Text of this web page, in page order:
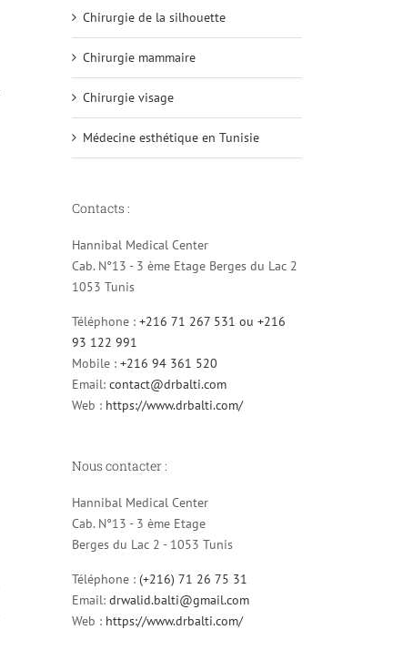
Chirurgie de la silhouette
Chirurgie mammaire
Chirurgie visage
Médecine esthétique en Tunisie
Contacts :
Hannibal Medical Center
Cab. N°13 - 3 ème Etage Berges du Lac 2
1053 Tunis
Téléphone : +216 71 267 531 ou +216
93 122 991
Mobile : +216 94 361 520
Email: contact@drbalti.com
Web : https://www.drbalti.com/
Nous contacter :
Hannibal Medical Center
Cab. N°13 - 3 ème Etage
Berges du Lac 2 - 1053 Tunis
Téléphone : (+216) 71 26 75 31
Email: drwalid.balti@gmail.com
Web : https://www.drbalti.com/